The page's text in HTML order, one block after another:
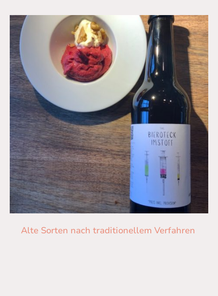
Alte Sorten nach traditionellem Verfahren